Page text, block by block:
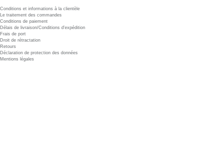
Conditions et informations à la clientèle
Le traitement des commandes
Conditions de paiement
Délais de livraison/Conditions d'expédition
Frais de port
Droit de rétractation
Retours
Déclaration de protection des données
Mentions légales